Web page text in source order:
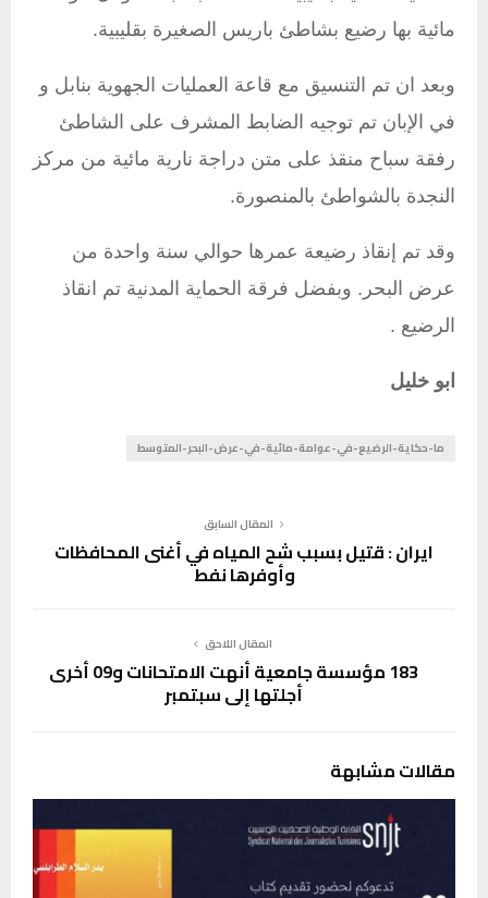
مائية بها رضيع بشاطئ باريس الصغيرة بقليبية.
وبعد ان تم التنسيق مع قاعة العمليات الجهوية بنابل و
في الإبان تم توجيه الضابط المشرف على الشاطئ
رفقة سباح منقذ على متن دراجة نارية مائية من مركز
النجدة بالشواطئ بالمنصورة.
وقد تم إنقاذ رضيعة عمرها حوالي سنة واحدة من
عرض البحر. وبفضل فرقة الحماية المدنية تم انقاذ
الرضيع .
ابو خليل
ما-حكاية-الرضيع-في-عوامة-مائية-في-عرض-البحر-المتوسط
المقال السابق
ايران : قتيل بسبب شح المياه في أغنى المحافظات
وأوفرها نفط
المقال اللاحق
183 مؤسسة جامعية أنهت الامتحانات و09 أخرى
أجلتها إلى سبتمبر
مقالات مشابهة